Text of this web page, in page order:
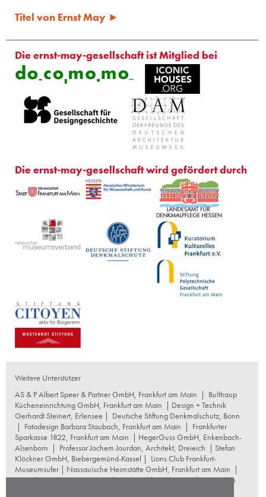
Titel von Ernst May ►
Die ernst-may-gesellschaft ist Mitglied bei
Die ernst-may-gesellschaft wird gefördert durch
Weitere Unterstützer
AS & P Albert Speer & Partner GmbH, Frankfurt am Main | Bulthaup
Kücheneinrichtung GmbH, Frankfurt am Main | Design + Technik
Gerhardt Steinert, Erlensee | Deutsche Stiftung Denkmalschutz, Bonn
| Fotodesign Barbara Staubach, Frankfurt am Main | Frankfurter
Sparkasse 1822, Frankfurt am Main | HegerGuss GmbH, Enkenbach-
Alsenborn | Professor Jochem Jourdan, Architekt, Dreieich | Stefan
Klöckner GmbH, Biebergemünd-Kassel | Lions Club Frankfurt-
Museumsufer | Nassauische Heimstätte GmbH, Frankfurt am Main |
Naumburg Restaurierungswerkstatt, Frankfurt am Main|Reproplan